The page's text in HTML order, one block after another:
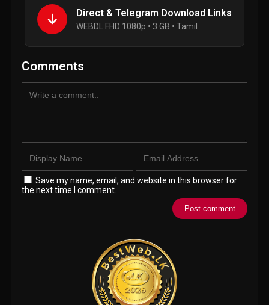
Direct & Telegram Download Links
WEBDL FHD 1080p • 3 GB • Tamil
Comments
Save my name, email, and website in this browser for
the next time I comment.